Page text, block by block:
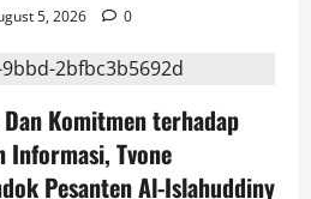
5, 2026
0
Komitmen terhadap
Tvone
Pesanten Al-Islahuddiny